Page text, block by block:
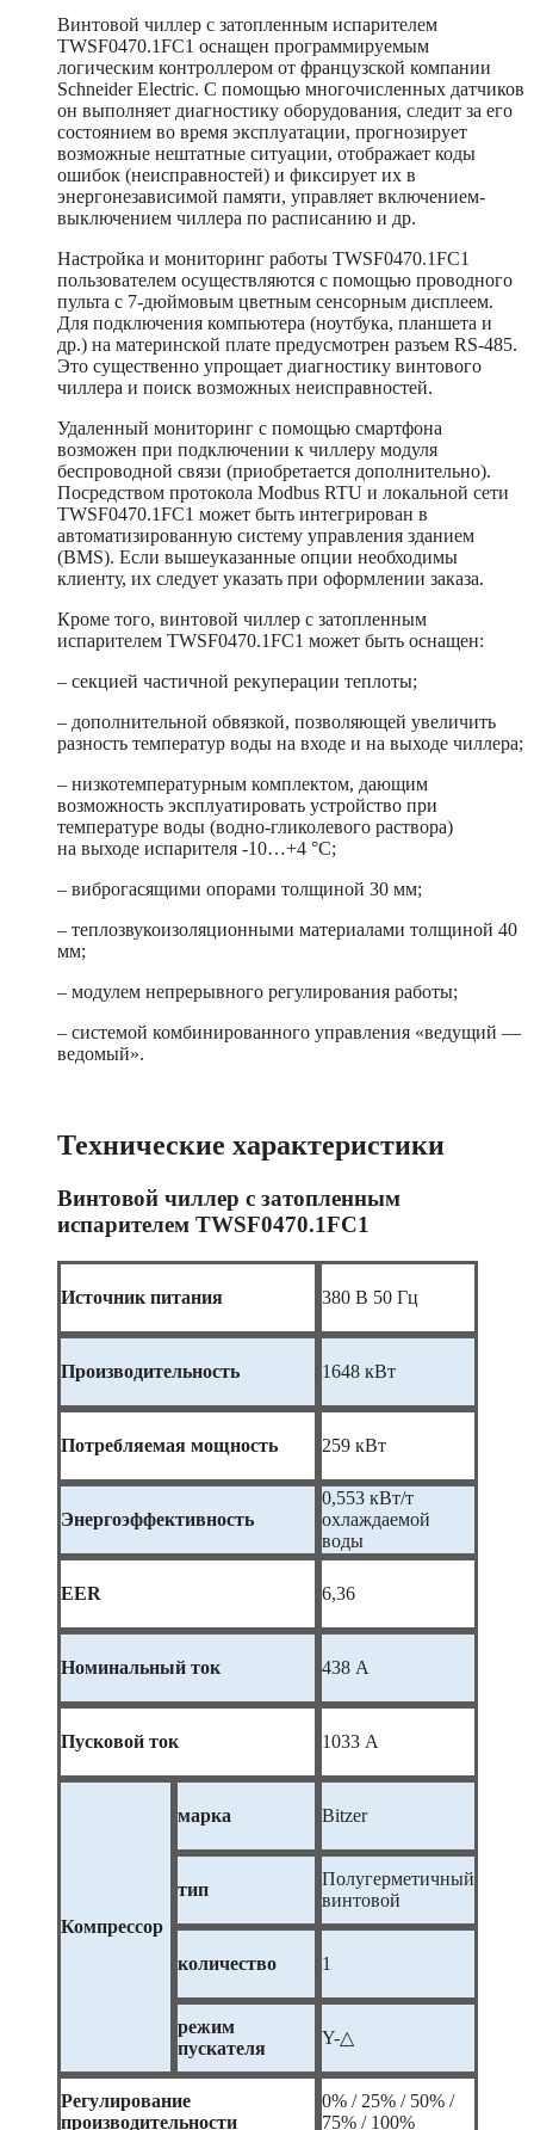
Винтовой чиллер с затопленным испарителем
TWSF0470.1FC1 оснащен программируемым
логическим контроллером от французской компании
Schneider Electric. С помощью многочисленных датчиков
он выполняет диагностику оборудования, следит за его
состоянием во время эксплуатации, прогнозирует
возможные нештатные ситуации, отображает коды
ошибок (неисправностей) и фиксирует их в
энергонезависимой памяти, управляет включением-
выключением чиллера по расписанию и др.
Настройка и мониторинг работы TWSF0470.1FC1
пользователем осуществляются с помощью проводного
пульта с 7-дюймовым цветным сенсорным дисплеем.
Для подключения компьютера (ноутбука, планшета и
др.) на материнской плате предусмотрен разъем RS-485.
Это существенно упрощает диагностику винтового
чиллера и поиск возможных неисправностей.
Удаленный мониторинг с помощью смартфона
возможен при подключении к чиллеру модуля
беспроводной связи (приобретается дополнительно).
Посредством протокола Modbus RTU и локальной сети
TWSF0470.1FC1 может быть интегрирован в
автоматизированную систему управления зданием
(BMS). Если вышеуказанные опции необходимы
клиенту, их следует указать при оформлении заказа.
Кроме того, винтовой чиллер с затопленным
испарителем TWSF0470.1FC1 может быть оснащен:
– секцией частичной рекуперации теплоты;
– дополнительной обвязкой, позволяющей увеличить
разность температур воды на входе и на выходе чиллера;
– низкотемпературным комплектом, дающим
возможность эксплуатировать устройство при
температуре воды (водно-гликолевого раствора)
на выходе испарителя -10…+4 °C;
– виброгасящими опорами толщиной 30 мм;
– теплозвукоизоляционными материалами толщиной 40
мм;
– модулем непрерывного регулирования работы;
– системой комбинированного управления «ведущий —
ведомый».
Технические характеристики
Винтовой чиллер с затопленным
испарителем TWSF0470.1FC1
Источник питания 380 В 50 Гц
Производительность 1648 кВт
Потребляемая мощность 259 кВт
Энергоэффективность
0,553 кВт/т
охлаждаемой
воды
EER 6,36
Номинальный ток 438 А
Пусковой ток 1033 А
Компрессор
марка Bitzer
тип
Полугерметичный
винтовой
количество 1
режим
пускателя
Y-△
Регулирование
производительности
0% / 25% / 50% /
75% / 100%